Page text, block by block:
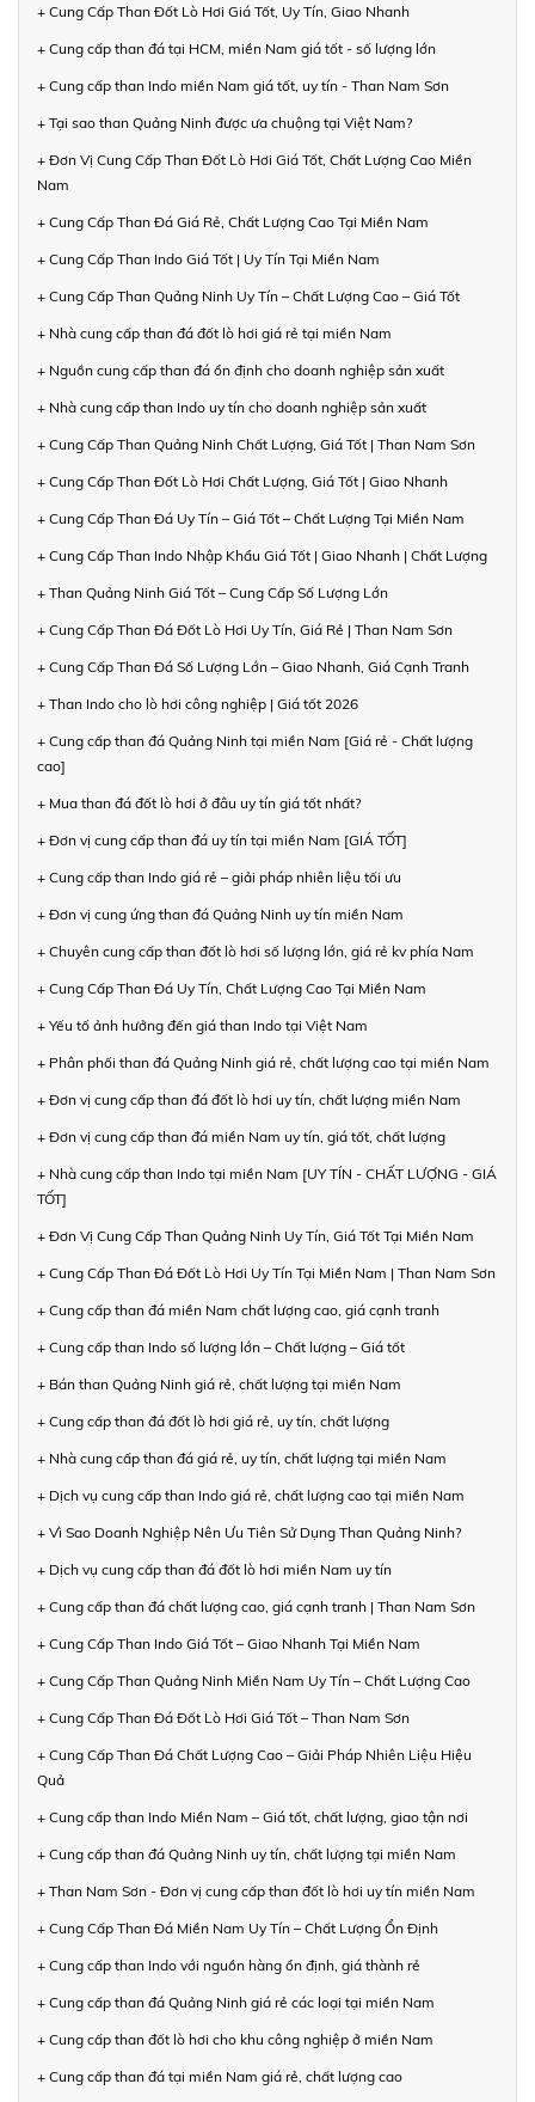
+ Cung Cấp Than Đốt Lò Hơi Giá Tốt, Uy Tín, Giao Nhanh
+ Cung cấp than đá tại HCM, miền Nam giá tốt - số lượng lớn
+ Cung cấp than Indo miền Nam giá tốt, uy tín - Than Nam Sơn
+ Tại sao than Quảng Ninh được ưa chuộng tại Việt Nam?
+ Đơn Vị Cung Cấp Than Đốt Lò Hơi Giá Tốt, Chất Lượng Cao Miền
Nam
+ Cung Cấp Than Đá Giá Rẻ, Chất Lượng Cao Tại Miền Nam
+ Cung Cấp Than Indo Giá Tốt | Uy Tín Tại Miền Nam
+ Cung Cấp Than Quảng Ninh Uy Tín – Chất Lượng Cao – Giá Tốt
+ Nhà cung cấp than đá đốt lò hơi giá rẻ tại miền Nam
+ Nguồn cung cấp than đá ổn định cho doanh nghiệp sản xuất
+ Nhà cung cấp than Indo uy tín cho doanh nghiệp sản xuất
+ Cung Cấp Than Quảng Ninh Chất Lượng, Giá Tốt | Than Nam Sơn
+ Cung Cấp Than Đốt Lò Hơi Chất Lượng, Giá Tốt | Giao Nhanh
+ Cung Cấp Than Đá Uy Tín – Giá Tốt – Chất Lượng Tại Miền Nam
+ Cung Cấp Than Indo Nhập Khẩu Giá Tốt | Giao Nhanh | Chất Lượng
+ Than Quảng Ninh Giá Tốt – Cung Cấp Số Lượng Lớn
+ Cung Cấp Than Đá Đốt Lò Hơi Uy Tín, Giá Rẻ | Than Nam Sơn
+ Cung Cấp Than Đá Số Lượng Lớn – Giao Nhanh, Giá Cạnh Tranh
+ Than Indo cho lò hơi công nghiệp | Giá tốt 2026
+ Cung cấp than đá Quảng Ninh tại miền Nam [Giá rẻ - Chất lượng
cao]
+ Mua than đá đốt lò hơi ở đâu uy tín giá tốt nhất?
+ Đơn vị cung cấp than đá uy tín tại miền Nam [GIÁ TỐT]
+ Cung cấp than Indo giá rẻ – giải pháp nhiên liệu tối ưu
+ Đơn vị cung ứng than đá Quảng Ninh uy tín miền Nam
+ Chuyên cung cấp than đốt lò hơi số lượng lớn, giá rẻ kv phía Nam
+ Cung Cấp Than Đá Uy Tín, Chất Lượng Cao Tại Miền Nam
+ Yếu tố ảnh hưởng đến giá than Indo tại Việt Nam
+ Phân phối than đá Quảng Ninh giá rẻ, chất lượng cao tại miền Nam
+ Đơn vị cung cấp than đá đốt lò hơi uy tín, chất lượng miền Nam
+ Đơn vị cung cấp than đá miền Nam uy tín, giá tốt, chất lượng
+ Nhà cung cấp than Indo tại miền Nam [UY TÍN - CHẤT LƯỢNG - GIÁ
TỐT]
+ Đơn Vị Cung Cấp Than Quảng Ninh Uy Tín, Giá Tốt Tại Miền Nam
+ Cung Cấp Than Đá Đốt Lò Hơi Uy Tín Tại Miền Nam | Than Nam Sơn
+ Cung cấp than đá miền Nam chất lượng cao, giá cạnh tranh
+ Cung cấp than Indo số lượng lớn – Chất lượng – Giá tốt
+ Bán than Quảng Ninh giá rẻ, chất lượng tại miền Nam
+ Cung cấp than đá đốt lò hơi giá rẻ, uy tín, chất lượng
+ Nhà cung cấp than đá giá rẻ, uy tín, chất lượng tại miền Nam
+ Dịch vụ cung cấp than Indo giá rẻ, chất lượng cao tại miền Nam
+ Vì Sao Doanh Nghiệp Nên Ưu Tiên Sử Dụng Than Quảng Ninh?
+ Dịch vụ cung cấp than đá đốt lò hơi miền Nam uy tín
+ Cung cấp than đá chất lượng cao, giá cạnh tranh | Than Nam Sơn
+ Cung Cấp Than Indo Giá Tốt – Giao Nhanh Tại Miền Nam
+ Cung Cấp Than Quảng Ninh Miền Nam Uy Tín – Chất Lượng Cao
+ Cung Cấp Than Đá Đốt Lò Hơi Giá Tốt – Than Nam Sơn
+ Cung Cấp Than Đá Chất Lượng Cao – Giải Pháp Nhiên Liệu Hiệu
Quả
+ Cung cấp than Indo Miền Nam – Giá tốt, chất lượng, giao tận nơi
+ Cung cấp than đá Quảng Ninh uy tín, chất lượng tại miền Nam
+ Than Nam Sơn - Đơn vị cung cấp than đốt lò hơi uy tín miền Nam
+ Cung Cấp Than Đá Miền Nam Uy Tín – Chất Lượng Ổn Định
+ Cung cấp than Indo với nguồn hàng ổn định, giá thành rẻ
+ Cung cấp than đá Quảng Ninh giá rẻ các loại tại miền Nam
+ Cung cấp than đốt lò hơi cho khu công nghiệp ở miền Nam
+ Cung cấp than đá tại miền Nam giá rẻ, chất lượng cao